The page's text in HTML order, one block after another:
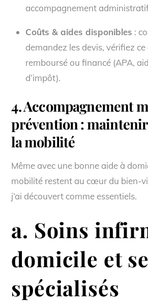
accompagnement
Coûts & aides disponibles :
demandez les devis, vérifiez ce
remboursé ou financé (APA,
d’impôt).
4. Accompagnement
prévention : maintenir
la mobilité
Même avec une bonne aide à
mobilité restent au cœur du bien-
j’ai découvert comme essentiels.
a. Soins
domicile et
spécialisés